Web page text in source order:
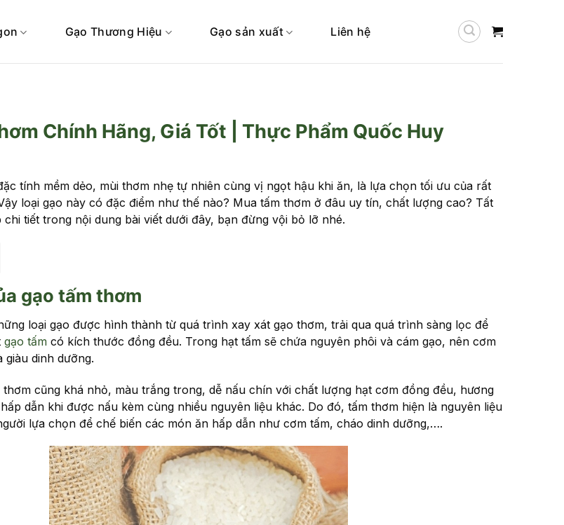
Gạo Thương Hiệu Gạo sản xuất Liên hệ
Chính Hãng, Giá Tốt | Thực Phẩm Quốc Huy
tính mềm dẻo, mùi thơm nhẹ tự nhiên cùng vị ngọt hậu khi ăn, là lựa chọn tối ưu của rất
loại gạo này có đặc điểm như thế nào? Mua tấm thơm ở đâu uy tín, chất lượng cao? Tất
chi tiết trong nội dung bài viết dưới đây, bạn đừng vội bỏ lỡ nhé.
gạo tấm thơm
loại gạo được hình thành từ quá trình xay xát gạo thơm, trải qua quá trình sàng lọc để
gạo tấmcó kích thước đồng đều. Trong hạt tấm sẽ chứa nguyên phôi và cám gạo, nên cơm
giàu dinh dưỡng.
cũng khá nhỏ, màu trắng trong, dễ nấu chín với chất lượng hạt cơm đồng đều, hương
dẫn khi được nấu kèm cùng nhiều nguyên liệu khác. Do đó, tấm thơm hiện là nguyên liệu
lựa chọn để chế biến các món ăn hấp dẫn như cơm tấm, cháo dinh dưỡng,….